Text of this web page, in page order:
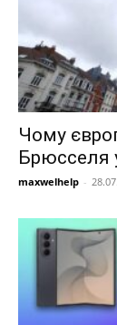
Чому
Брюсселя
maxwelhelp -